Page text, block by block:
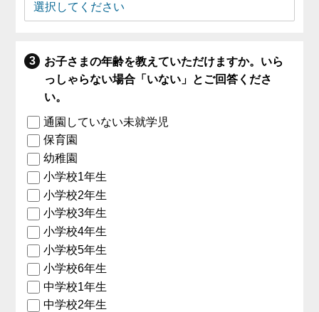
お子さまの年齢を教えていただけますか。いら
っしゃらない場合「いない」とご回答くださ
い。
通園していない未就学児
保育園
幼稚園
小学校1年生
小学校2年生
小学校3年生
小学校4年生
小学校5年生
小学校6年生
中学校1年生
中学校2年生